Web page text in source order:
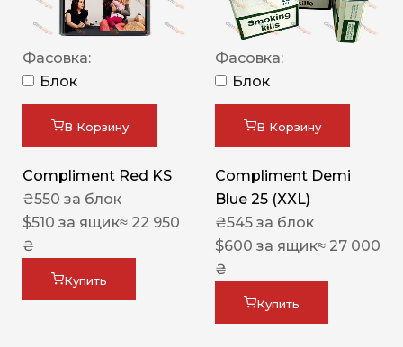
Фасовка:
Блок
В Корзину
Compliment Red KS
₴550 за блок
$510 за ящик≈ 22 950
₴
Купить
Фасовка:
Блок
В Корзину
Compliment Demi
Blue 25 (XXL)
₴545 за блок
$600 за ящик≈ 27 000
₴
Купить